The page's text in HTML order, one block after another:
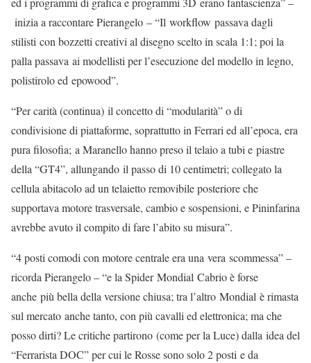
inizia a raccontare Pierangelo – “Il workflow passava dagli
stilisti con bozzetti creativi al disegno scelto in scala 1:1; poi la
palla passava ai modellisti per l’esecuzione del modello in legno,
polistirolo ed epowood”.
“Per carità (continua) il concetto di “modularità” o di
condivisione di piattaforme, soprattutto in Ferrari ed all’epoca, era
pura filosofia; a Maranello hanno preso il telaio a tubi e piastre
della “GT4”, allungando il passo di 10 centimetri; collegato la
cellula abitacolo ad un telaietto removibile posteriore che
supportava motore trasversale, cambio e sospensioni, e Pininfarina
avrebbe avuto il compito di fare l’abito su misura”.
“4 posti comodi con motore centrale era una vera scommessa” –
ricorda Pierangelo – “e la Spider Mondial Cabrio è forse
anche più bella della versione chiusa; tra l’altro Mondial è rimasta
sul mercato anche tanto, con più cavalli ed elettronica; ma che
posso dirti? Le critiche partirono (come per la Luce) dalla idea del
“Ferrarista DOC” per cui le Rosse sono solo 2 posti e da